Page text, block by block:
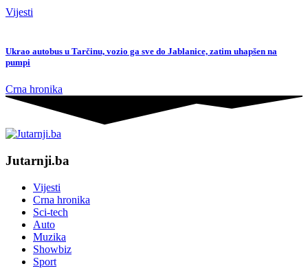
Vijesti
Ukrao autobus u Tarčinu, vozio ga sve do Jablanice, zatim uhapšen na
pumpi
Crna hronika
Jutarnji.ba
Vijesti
Crna hronika
Sci-tech
Auto
Muzika
Showbiz
Sport